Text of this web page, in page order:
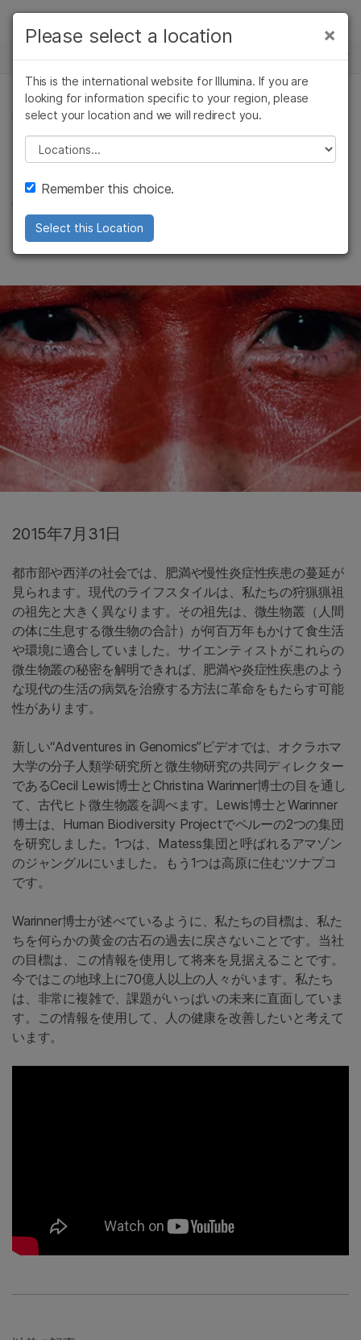
Skip to content
ソリューション
ラーニング
企業情報
サポート
お気に入りの分野を選択
ニュースセンター
微生物ゲノム
Video: 古代ヒト微生
物叢
文明の病気を見つける
2015年7月31日
都市部や西洋の社会では、肥満や慢性炎症性疾患の蔓延が
見られます。現代のライフスタイルは、私たちの狩猟猟祖
の祖先と大きく異なります。その祖先は、微生物叢（人間
の体に生息する微生物の合計）が何百万年もかけて食生活
や環境に適合していました。サイエンティストがこれらの
微生物叢の秘密を解明できれば、肥満や炎症性疾患のよう
な現代の生活の病気を治療する方法に革命をもたらす可能
性があります。
新しい“Adventures in Genomics”ビデオでは、オクラホマ
大学の分子人類学研究所と微生物研究の共同ディレクター
であるCecil Lewis博士とChristina Warinner博士の目を通し
て、古代ヒト微生物叢を調べます。Lewis博士とWarinner
博士は、Human Biodiversity Projectでペルーの2つの集団
を研究しました。1つは、Matess集団と呼ばれるアマゾン
のジャングルにいました。もう1つは高原に住むツナプコ
です。
Warinner博士が述べているように、私たちの目標は、私た
ちを何らかの黄金の古石の過去に戻さないことです。当社
の目標は、この情報を使用して将来を見据えることです。
今ではこの地球上に70億人以上の人々がいます。私たち
は、非常に複雑で、課題がいっぱいの未来に直面していま
す。この情報を使用して、人の健康を改善したいと考えて
います。
×
Please select a location
This is the international website for Illumina. If you are
looking for information specific to your region, please
select your location and we will redirect you.
Please select a location
Remember this choice.
Select this Location
×
がん研究
微生物研究
農学研究
複雑な疾患
臨床オンコロジー
生殖医学
患研究